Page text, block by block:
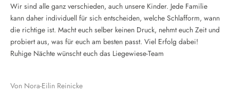
Wir sind alle ganz verschieden, auch unsere Kinder. Jede Familie
kann daher individuell für sich entscheiden, welche Schlafform, wann
die richtige ist. Macht euch selber keinen Druck, nehmt euch Zeit und
probiert aus, was für euch am besten passt. Viel Erfolg dabei!
Ruhige Nächte wünscht euch das Liegewiese-Team
Von Nora-Eilin Reinicke